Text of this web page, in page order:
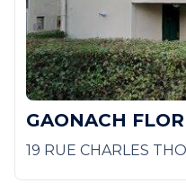
GAONACH
19 RUE CHARLES